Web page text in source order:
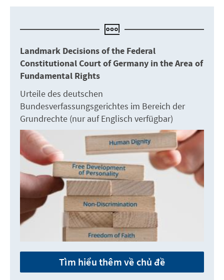
Landmark Decisions of the Federal
Constitutional Court of Germany in the Area of
Fundamental Rights
Urteile des deutschen
Bundesverfassungsgerichtes im Bereich der
Grundrechte (nur auf Englisch verfügbar)
Tìm hiểu thêm về chủ đề